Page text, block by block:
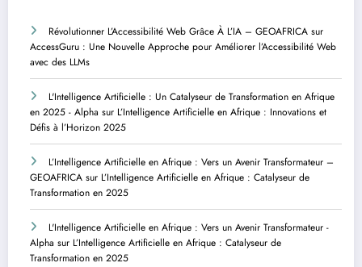
Révolutionner L’Accessibilité Web Grâce À L’IA – GEOAFRICA sur
AccessGuru : Une Nouvelle Approche pour Améliorer l’Accessibilité Web
avec des LLMs
L'Intelligence Artificielle : Un Catalyseur de Transformation en Afrique
en 2025 - Alpha sur L’Intelligence Artificielle en Afrique : Innovations et
Défis à l’Horizon 2025
L’Intelligence Artificielle en Afrique : Vers un Avenir Transformateur –
GEOAFRICA sur L’Intelligence Artificielle en Afrique : Catalyseur de
Transformation en 2025
L'Intelligence Artificielle en Afrique : Vers un Avenir Transformateur -
Alpha sur L’Intelligence Artificielle en Afrique : Catalyseur de
Transformation en 2025